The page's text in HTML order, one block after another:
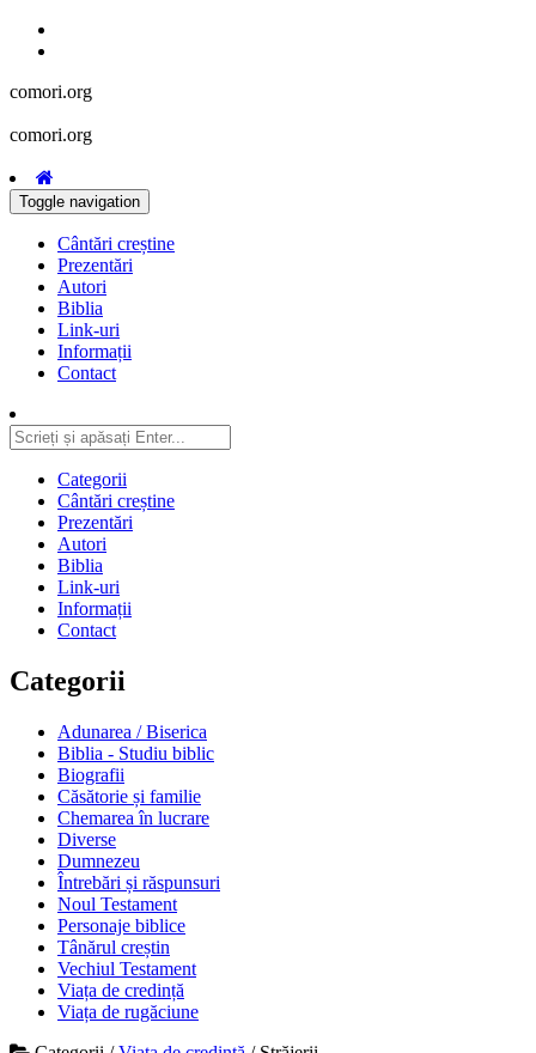
comori.org
comori.org
Toggle navigation
Cântări creștine
Prezentări
Autori
Biblia
Link-uri
Informații
Contact
Categorii
Cântări creștine
Prezentări
Autori
Biblia
Link-uri
Informații
Contact
Categorii
Adunarea / Biserica
Biblia - Studiu biblic
Biografii
Căsătorie și familie
Chemarea în lucrare
Diverse
Dumnezeu
Întrebări și răspunsuri
Noul Testament
Personaje biblice
Tânărul creștin
Vechiul Testament
Viața de credință
Viața de rugăciune